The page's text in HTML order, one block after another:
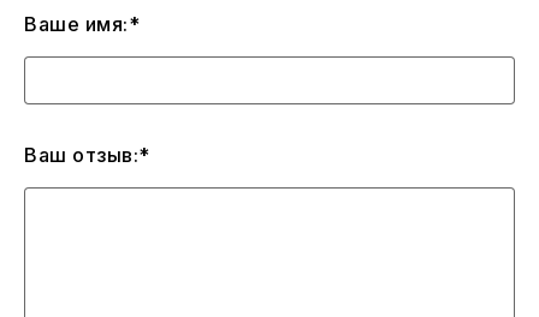
Ваше имя:*
Ваш отзыв:*